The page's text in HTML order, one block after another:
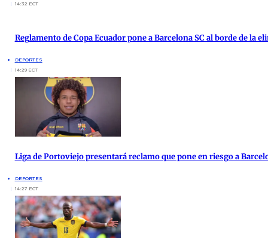
14:32 ECT
Reglamento de Copa Ecuador pone a Barcelona SC al borde de la
DEPORTES
14:29 ECT
Liga de Portoviejo presentará reclamo que pone en riesgo a
DEPORTES
14:27 ECT